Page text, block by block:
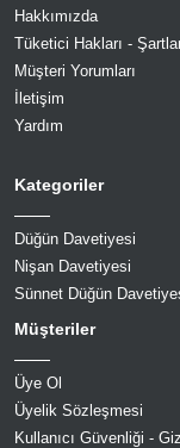
Hakkımızda
Tüketici Hakları -
Müşteri Yorumları
İletişim
Yardım
Kategoriler
Düğün Davetiyesi
Nişan Davetiyesi
Sünnet Düğün
Müşteriler
Üye Ol
Üyelik Sözleşmesi
Kullanıcı Güvenliği -